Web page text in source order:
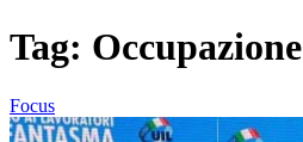
Tag: Occupazione
Focus